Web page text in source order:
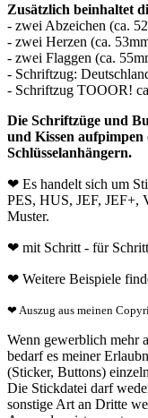
Zusätzlich beinhaltet
- zwei Abzeichen (ca.
- zwei Herzen (ca.
- zwei Flaggen (ca.
- Schriftzug:
- Schriftzug TOOOR!
Die Schriftzüge und
und Kissen
Schlüsselanhängern.
❤ Es handelt sich um
PES, HUS, JEF, JEF+,
Muster.
❤ mit Schritt - für
❤ Weitere Beispiele
❤ Auszug aus meinen
Wenn gewerblich mehr
bedarf es meiner
(Sticker, Buttons)
Die Stickdatei darf
sonstige Art an Dritte